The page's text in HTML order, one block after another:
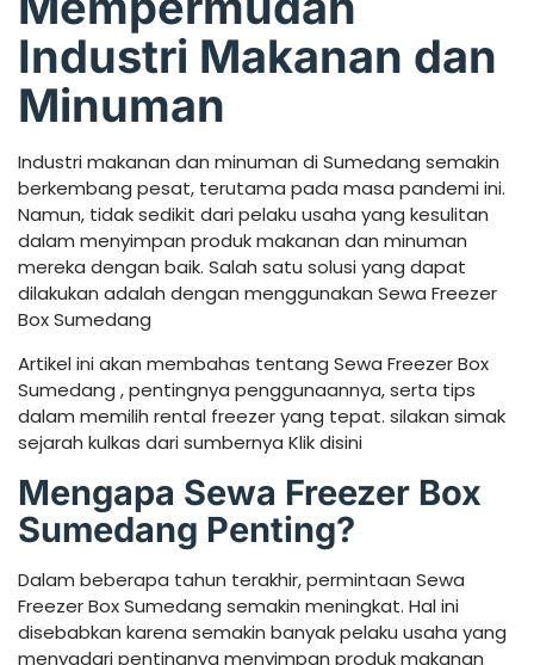
Industri Makanan dan
Minuman
Industri makanan dan minuman di Sumedang semakin
berkembang pesat, terutama pada masa pandemi ini.
Namun, tidak sedikit dari pelaku usaha yang kesulitan
dalam menyimpan produk makanan dan minuman
mereka dengan baik. Salah satu solusi yang dapat
dilakukan adalah dengan menggunakan Sewa Freezer
Box Sumedang
Artikel ini akan membahas tentang Sewa Freezer Box
Sumedang , pentingnya penggunaannya, serta tips
dalam memilih rental freezer yang tepat. silakan simak
sejarah kulkas dari sumbernya Klik disini
Mengapa Sewa Freezer Box
Sumedang Penting?
Dalam beberapa tahun terakhir, permintaan Sewa
Freezer Box Sumedang semakin meningkat. Hal ini
disebabkan karena semakin banyak pelaku usaha yang
menyadari pentingnya menyimpan produk makanan